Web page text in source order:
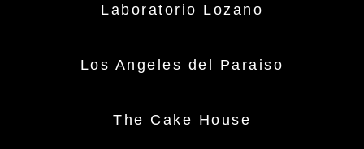
Laboratorio Lozano
Los Angeles del Paraiso
The Cake House